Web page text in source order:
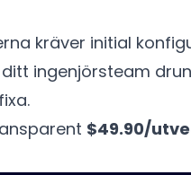
kräver initial
ingenjörsteam
$49.90/